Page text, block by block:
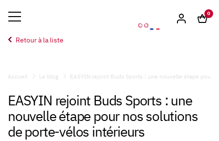
0
Retour à la liste
Accueil Le blog EASYIN rejoint Buds Sports : une nouvelle étape pour
EASYIN rejoint Buds Sports : une
nouvelle étape pour nos solutions
de porte-vélos intérieurs